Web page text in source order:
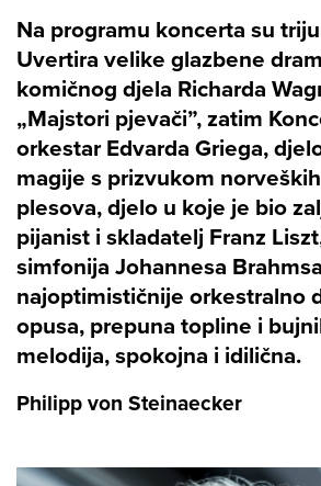
Na programu koncerta su
Uvertira velike glazbene
komičnog djela Richarda
„Majstori pjevači”, zatim
orkestar Edvarda Griega,
magije s prizvukom
plesova, djelo u koje je bio
pijanist i skladatelj Franz
simfonija Johannesa
najoptimističnije orkestralno
opusa, prepuna topline i
melodija, spokojna i idilična.
Philipp von Steinaecker